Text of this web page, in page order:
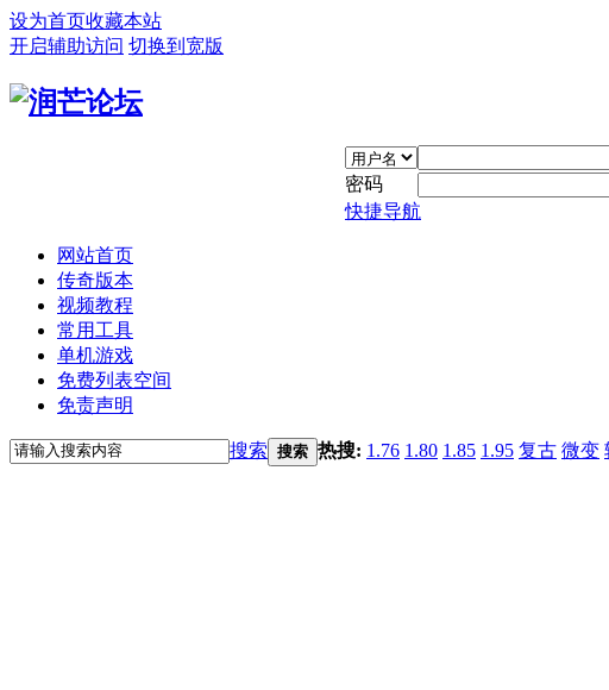
设为首页收藏本站
开启辅助访问 切换到宽版
密码
快捷导航
网站首页
传奇版本
视频教程
常用工具
单机游戏
免费列表空间
免责声明
搜索 搜索 热搜: 1.76 1.80 1.85 1.95 复古 微变